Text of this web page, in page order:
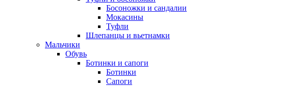
Босоножки и сандалии
Мокасины
Туфли
Шлепанцы и вьетнамки
Мальчики
Обувь
Ботинки и сапоги
Ботинки
Сапоги